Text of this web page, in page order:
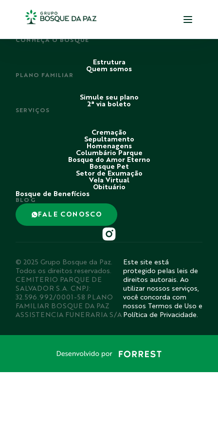
CONHEÇA O BOSQUE
Estrutura
Quem somos
PLANO FAMILIAR
Simule seu plano
2ª via boleto
SERVIÇOS
Cremação
Sepultamento
Homenagens
Columbário Parque
Bosque do Amor Eterno
Bosque Pet
Setor de Exumação
Vela Virtual
Obituário
Bosque de Benefícios
BLOG
FALE CONOSCO
© 2025 Grupo Bosque da Paz.
Todos os direitos reservados.
CEMITERIO PARQUE DE
SALVADOR S.A. CNPJ:
32.596.992/0001-58 PLANO
FAMILIAR BOSQUE DA PAZ
ASSISTENCIA FUNERARIA S/A
Este site está
protegido pelas leis de
direitos autorais. Ao
utilizar nossos serviços,
você concorda com
nossos Termos de Uso e
Política de Privacidade.